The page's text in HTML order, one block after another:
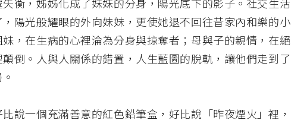
衡，姊姊化成了妹妹的分身，陽光底下的影子。社交生活
陽光般耀眼的外向妹妹，更使她退不回往昔家內和樂的小
，在生病的心裡淪為分身與掠奪者；母與子的親情，在絕
倒。人與人關係的錯置，人生藍圖的脫軌，讓他們走到了
說一個充滿善意的紅色鉛筆盒，好比說「昨夜煙火」裡，